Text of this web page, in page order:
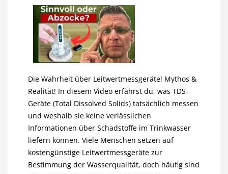
Die Wahrheit über Leitwertmessgeräte! Mythos &
Realität! In diesem Video erfährst du, was TDS-
Geräte (Total Dissolved Solids) tatsächlich messen
und weshalb sie keine verlässlichen
Informationen über Schadstoffe im Trinkwasser
liefern können. Viele Menschen setzen auf
kostengünstige Leitwertmessgeräte zur
Bestimmung der Wasserqualität, doch häufig sind